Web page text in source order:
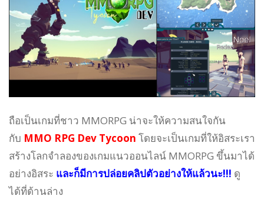
ถือเป็นเกมที่ชาว MMORPG น่าจะให้ความสนใจกัน
กับ MMO RPG Dev Tycoon โดยจะเป็นเกมที่ให้อิสระเรา
สร้างโลกจำลองของเกมแนวออนไลน์ MMORPG ขึ้นมาได้
อย่างอิสระ และก็มีการปล่อยคลิปตัวอย่างให้แล้วนะ!!! ดู
ได้ที่ด้านล่าง